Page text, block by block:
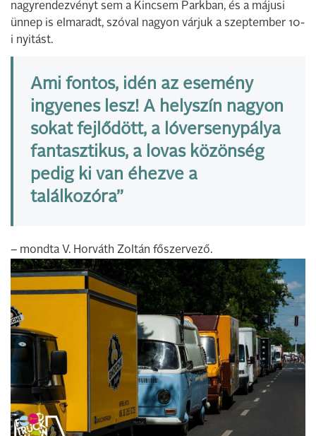
nagyrendezvényt sem a Kincsem Parkban, és a májusi
ünnep is elmaradt, szóval nagyon várjuk a szeptember 10-
i nyitást.
Ami fontos, idén az esemény
ingyenes lesz! A helyszín nagyon
sokat fejlődött, a lóversenypálya
fantasztikus, a lovas közönség
pedig ki van éhezve a
találkozóra”
– mondta V. Horváth Zoltán főszervező.